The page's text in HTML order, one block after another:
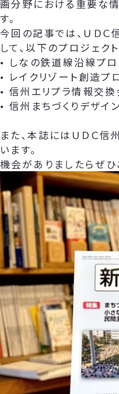
画分野における重要な
す。
今回の記事では、ＵＤ
して、以下のプロジェク
• しなの鉄道線沿線プロ
• レイクリゾート創造プ
• 信州エリプラ情報交換
• 信州まちづくりデザイ
また、本誌にはＵＤＣ
います。
機会がありましたらぜひ